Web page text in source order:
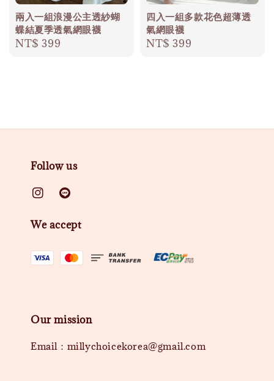
兩入一組浪漫公主透紗蝴
蝶結夏季透氣網眼襪
Regular
NT$ 399
四入一組多款花色超薄透
氣網眼襪
Regular
NT$ 399
Follow us
We accept
Our mission
Email：millychoicekorea@gmail.com